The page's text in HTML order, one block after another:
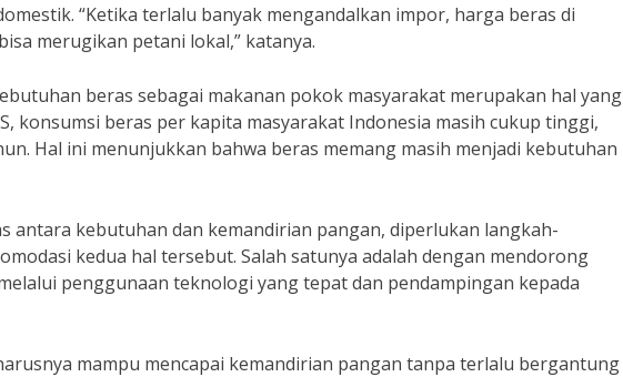
“Ketika terlalu banyak mengandalkan impor, harga beras di
merugikan petani lokal,” katanya.
beras sebagai makanan pokok masyarakat merupakan hal yang
konsumsi beras per kapita masyarakat Indonesia masih cukup tinggi,
Hal ini menunjukkan bahwa beras memang masih menjadi kebutuhan
antara kebutuhan dan kemandirian pangan, diperlukan langkah-
kedua hal tersebut. Salah satunya adalah dengan mendorong
penggunaan teknologi yang tepat dan pendampingan kepada
mampu mencapai kemandirian pangan tanpa terlalu bergantung